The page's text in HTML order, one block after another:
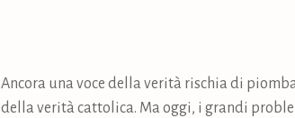
Ancora una voce della verità rischia di
della verità cattolica. Ma oggi, i grandi